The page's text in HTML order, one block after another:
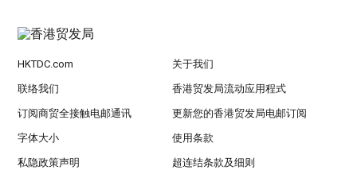
HKTDC.com 关于我们
联络我们 香港贸发局流动应用程式
订阅商贸全接触电邮通讯 更新您的香港贸发局电邮订阅
字体大小 使用条款
私隐政策声明 超连结条款及细则